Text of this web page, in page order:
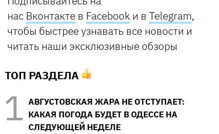
нас Вконтакте в Facebook и в Telegram,
чтобы быстрее узнавать все новости и
читать наши эксклюзивные обзоры
ТОП РАЗДЕЛА
АВГУСТОВСКАЯ ЖАРА НЕ ОТСТУПАЕТ:
КАКАЯ ПОГОДА БУДЕТ В ОДЕССЕ НА
СЛЕДУЮЩЕЙ НЕДЕЛЕ